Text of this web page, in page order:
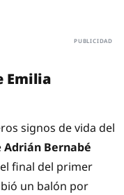
Emilia
signos de vida del
Adrián Bernabé
final del primer
un balón por